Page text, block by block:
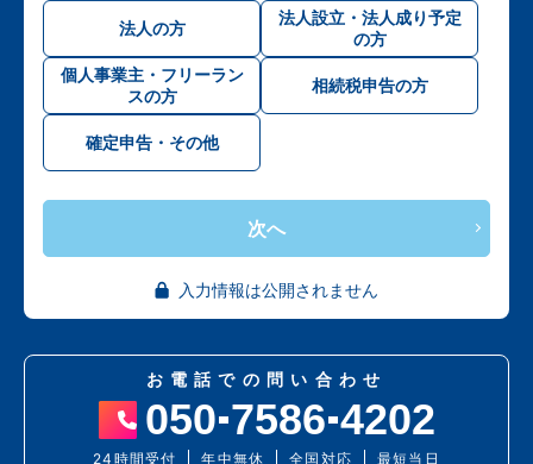
法人の方
法人設立・法人成り予定
の方
個人事業主・フリーラン
スの方
相続税申告の方
確定申告・その他
次へ
入力情報は公開されません
お電話での問い合わせ
050 7586 4202
24時間受付 年中無休 全国対応 最短当日